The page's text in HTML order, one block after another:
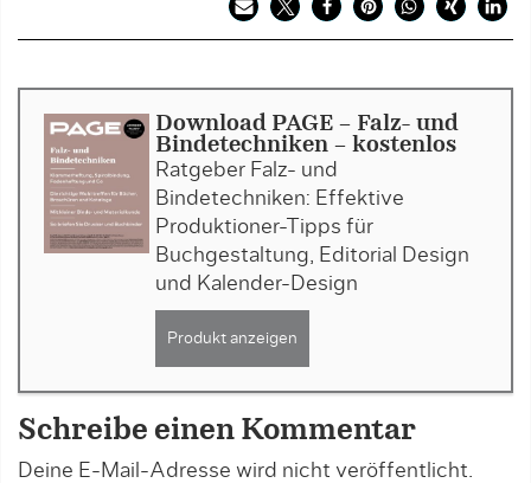
Download PAGE - Falz- und
Bindetechniken - kostenlos
Ratgeber Falz- und
Bindetechniken: Effektive
Produktioner-Tipps für
Buchgestaltung, Editorial Design
und Kalender-Design
Produkt anzeigen
Schreibe einen Kommentar
Deine E-Mail-Adresse wird nicht veröffentlicht.